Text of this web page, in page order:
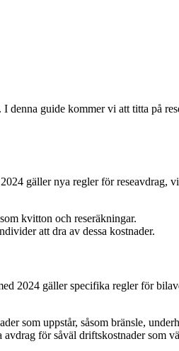
guide kommer vi att titta på
gäller nya regler för
kvitton och reseräkningar.
att dra av dessa kostnader.
2024 gäller specifika regler för
som uppstår, såsom bränsle,
för såväl driftskostnader som